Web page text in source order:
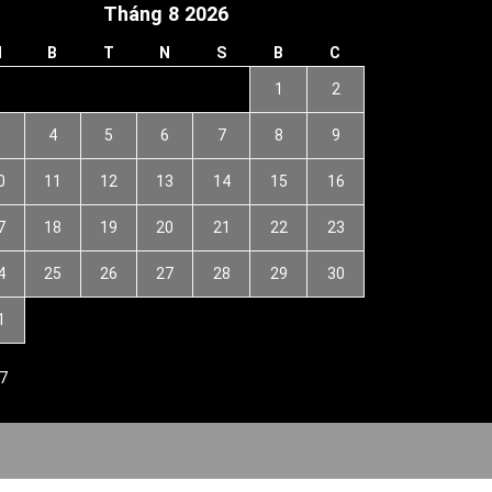
Tháng 8 2026
B T N S B C
1 2
4 5 6 7 8 9
11 12 13 14 15 16
18 19 20 21 22 23
25 26 27 28 29 30